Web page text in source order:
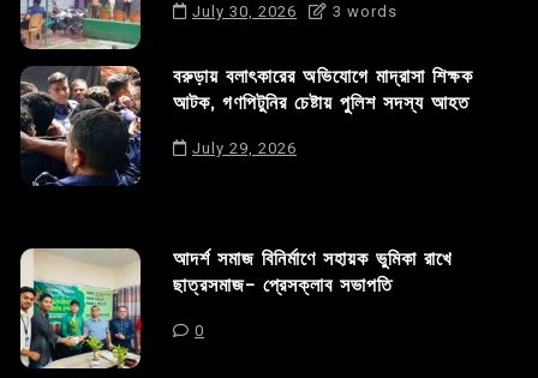
July 30, 2026 3 words
বরুড়ায় বলাৎকারের অভিযোগে মাদ্রাসা শিক্ষক
আটক, গণপিটুনির চেষ্টায় পুলিশ সদস্য আহত
July 29, 2026
আদর্শ সমাজ বিনির্মাণে সহায়ক ভুমিকা রাখে
ছাত্রসমাজ- প্রেসক্লাব সভাপতি
0